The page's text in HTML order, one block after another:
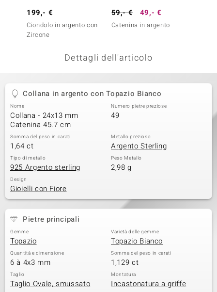
199,- €
Ciondolo in argento con
Zircone
59,- € 49,- €
Catenina in argento
Dettagli dell'articolo
Collana in argento con Topazio Bianco
Nome
Collana - 24x13 mm
Catenina 45.7 cm
Numero pietre preziose
49
Somma del peso in carati
1,64 ct
Metallo prezioso
Argento Sterling
Tipo di metallo
925 Argento sterling
Peso Metallo
2,98 g
Design
Gioielli con Fiore
Pietre principali
Gemme
Topazio
Varietà delle gemme
Topazio Bianco
Quantità e dimensione
6 à 4x3 mm
Somma del peso in carati
1,129 ct
Taglio
Taglio Ovale, smussato
Montatura
Incastonatura a griffe